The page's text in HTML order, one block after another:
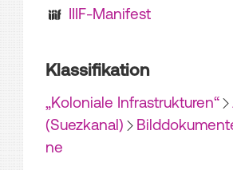
IIIF-Manifest
Klassifikation
„Koloniale Infrastrukturen“
(Suezkanal)
ne